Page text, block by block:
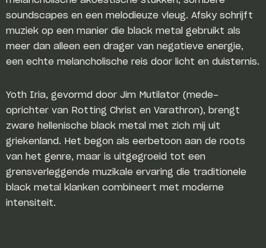
soundscapes en een melodieuze vleug. Afsky schrijft
muziek op een manier die black metal gebruikt als
meer dan alleen een drager van negatieve energie,
een echte melancholische reis door licht en duisternis.
Yoth Iria, gevormd door Jim Mutilator (mede-
oprichter van Rotting Christ en Varathron), brengt
zware hellenische black metal met zich mij uit
griekenland. Het begon als eerbetoon aan de roots
van het genre, maar is uitgegroeid tot een
grensverleggende muzikale ervaring die traditionele
black metal klanken combineert met moderne
intensiteit.